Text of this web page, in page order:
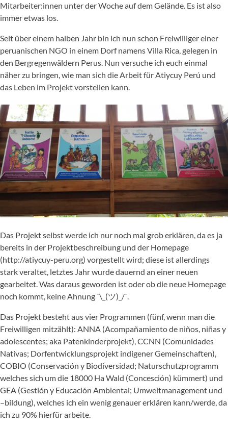
Mitarbeiter:innen unter der Woche auf dem Gelände. Es ist also
immer etwas los.
Seit über einem halben Jahr bin ich nun schon Freiwilliger einer
peruanischen NGO in einem Dorf namens Villa Rica, gelegen in
den Bergregenwäldern Perus. Nun versuche ich euch einmal
näher zu bringen, wie man sich die Arbeit für Atiycuy Perú und
das Leben im Projekt vorstellen kann.
Das Projekt selbst werde ich nur noch mal grob erklären, da es ja
bereits in der Projektbeschreibung und der Homepage
(http://atiycuy-peru.org) vorgestellt wird; diese ist allerdings
stark veraltet, letztes Jahr wurde dauernd an einer neuen
gearbeitet. Was daraus geworden ist oder ob die neue Homepage
noch kommt, keine Ahnung ¯\_(ツ)_/¯.
Das Projekt besteht aus vier Programmen (fünf, wenn man die
Freiwilligen mitzählt): ANNA (Acompañamiento de niños, niñas y
adolescentes; aka Patenkinderprojekt), CCNN (Comunidades
Nativas; Dorfentwicklungsprojekt indigener Gemeinschaften),
COBIO (Conservación y Biodiversidad; Naturschutzprogramm
welches sich um die 18000 Ha Wald (Concesción) kümmert) und
GEA (Gestión y Educación Ambiental; Umweltmanagement und
–bildung), welches ich ein wenig genauer erklären kann/werde, da
ich zu 90% hierfür arbeite.